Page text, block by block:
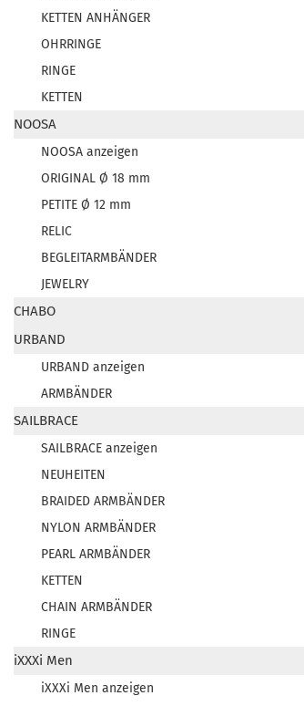
KETTEN ANHÄNGER
OHRRINGE
RINGE
KETTEN
NOOSA
NOOSA anzeigen
ORIGINAL Ø 18 mm
PETITE Ø 12 mm
RELIC
BEGLEITARMBÄNDER
JEWELRY
CHABO
URBAND
URBAND anzeigen
ARMBÄNDER
SAILBRACE
SAILBRACE anzeigen
NEUHEITEN
BRAIDED ARMBÄNDER
NYLON ARMBÄNDER
PEARL ARMBÄNDER
KETTEN
CHAIN ARMBÄNDER
RINGE
iXXXi Men
iXXXi Men anzeigen